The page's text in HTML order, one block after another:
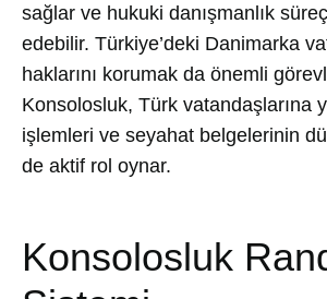
sağlar ve hukuki danışmanlık
edebilir. Türkiye’deki Danimarka
haklarını korumak da önemli
Konsolosluk, Türk vatandaşlarına
işlemleri ve seyahat belgelerinin
de aktif rol oynar.
Konsolosluk